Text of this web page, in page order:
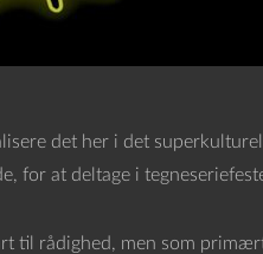
det her i det
for at deltage i
til rådighed, men som